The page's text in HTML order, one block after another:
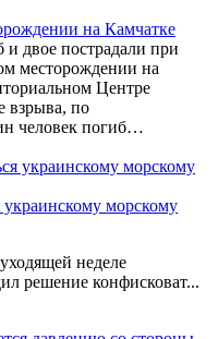
на Камчатке
двое пострадали при
месторождении на
Центре
взрыва, по
человек погиб…
морскому
неделе
решение конфисковат...